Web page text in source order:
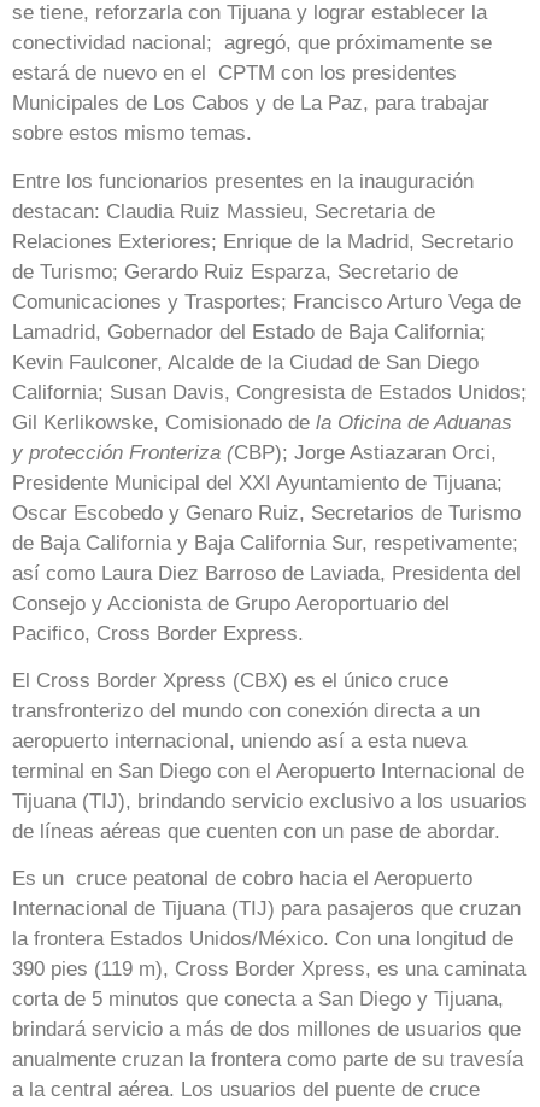
se tiene, reforzarla con Tijuana y lograr establecer la
conectividad nacional; agregó, que próximamente se
estará de nuevo en el CPTM con los presidentes
Municipales de Los Cabos y de La Paz, para trabajar
sobre estos mismo temas.
Entre los funcionarios presentes en la inauguración
destacan: Claudia Ruiz Massieu, Secretaria de
Relaciones Exteriores; Enrique de la Madrid, Secretario
de Turismo; Gerardo Ruiz Esparza, Secretario de
Comunicaciones y Trasportes; Francisco Arturo Vega de
Lamadrid, Gobernador del Estado de Baja California;
Kevin Faulconer, Alcalde de la Ciudad de San Diego
California; Susan Davis, Congresista de Estados Unidos;
Gil Kerlikowske, Comisionado de la Oficina de Aduanas
y protección Fronteriza (CBP); Jorge Astiazaran Orci,
Presidente Municipal del XXI Ayuntamiento de Tijuana;
Oscar Escobedo y Genaro Ruiz, Secretarios de Turismo
de Baja California y Baja California Sur, respetivamente;
así como Laura Diez Barroso de Laviada, Presidenta del
Consejo y Accionista de Grupo Aeroportuario del
Pacifico, Cross Border Express.
El Cross Border Xpress (CBX) es el único cruce
transfronterizo del mundo con conexión directa a un
aeropuerto internacional, uniendo así a esta nueva
terminal en San Diego con el Aeropuerto Internacional de
Tijuana (TIJ), brindando servicio exclusivo a los usuarios
de líneas aéreas que cuenten con un pase de abordar.
Es un cruce peatonal de cobro hacia el Aeropuerto
Internacional de Tijuana (TIJ) para pasajeros que cruzan
la frontera Estados Unidos/México. Con una longitud de
390 pies (119 m), Cross Border Xpress, es una caminata
corta de 5 minutos que conecta a San Diego y Tijuana,
brindará servicio a más de dos millones de usuarios que
anualmente cruzan la frontera como parte de su travesía
a la central aérea. Los usuarios del puente de cruce